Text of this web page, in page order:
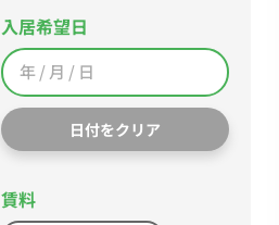
入居希望日
日付をクリア
賃料